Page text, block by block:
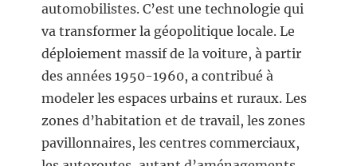
automobilistes. C’est une technologie qui
va transformer la géopolitique locale. Le
déploiement massif de la voiture, à partir
des années 1950-1960, a contribué à
modeler les espaces urbains et ruraux. Les
zones d’habitation et de travail, les zones
pavillonnaires, les centres commerciaux,